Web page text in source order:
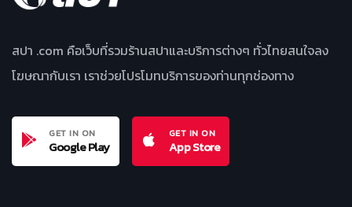
สปา .com คือเว็บที่รวมร้านสปาและบริการต่างๆ ทั่วไทยสนใจลง
โฆษณากับเรา เราช่วยโปรโมทบริการของท่านทุกช่องทาง
GET IN ON
Google Play
GET IN ON
App Store